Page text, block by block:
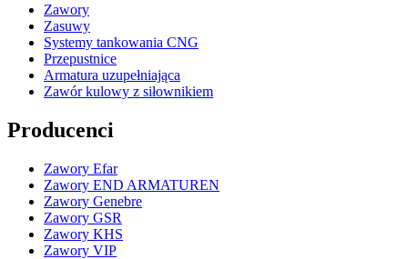
Zawory
Zasuwy
Systemy tankowania CNG
Przepustnice
Armatura uzupełniająca
Zawór kulowy z siłownikiem
Producenci
Zawory Efar
Zawory END ARMATUREN
Zawory Genebre
Zawory GSR
Zawory KHS
Zawory VIP